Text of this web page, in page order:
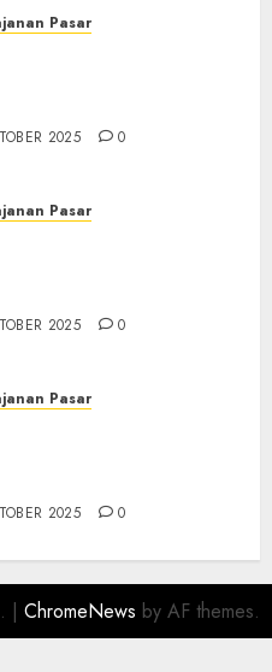
Pasar
2025 0
Pasar
2025 0
Pasar
2025 0
| ChromeNews by AF themes.